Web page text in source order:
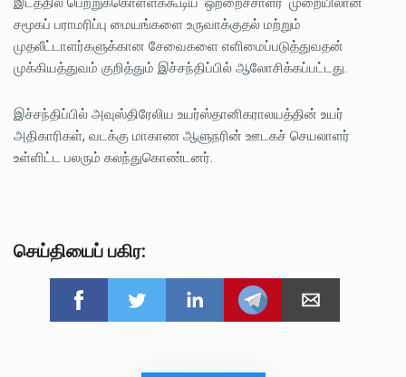
சமூகப் பராமரிப்பு மையங்களை உருவாக்குதல் மற்றும்
முதலீட்டாளர்களுக்கான சேவைகளை எளிமைப்படுத்துவதன்
முக்கியத்துவம் குறித்தும் இச்சந்திப்பில் ஆலோசிக்கப்பட்டது.
இச்சந்திப்பில் அவுஸ்திரேலிய உயர்ஸ்தானிகராலயத்தின் உயர்
அதிகாரிகள், வடக்கு மாகாண ஆளுநரின் ஊடகச் செயலாளர்
உள்ளிட்ட பலரும் கலந்துகொண்டனர்.
செய்தியைப் பகிர: